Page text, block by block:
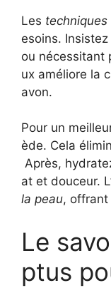
Les techniques
esoins.
ou nécessitant
ux améliore la
avon.
Pour un
ède. Cela
Après,
at et douceur.
la peau, offrant
Le
ptus